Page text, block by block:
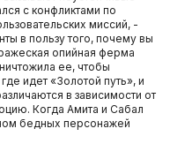
с конфликтами по
миссий, -
в пользу того, почему вы
опийная ферма
ее, чтобы
идет «Золотой путь», и
в зависимости от
Когда Амита и Сабал
бедных персонажей